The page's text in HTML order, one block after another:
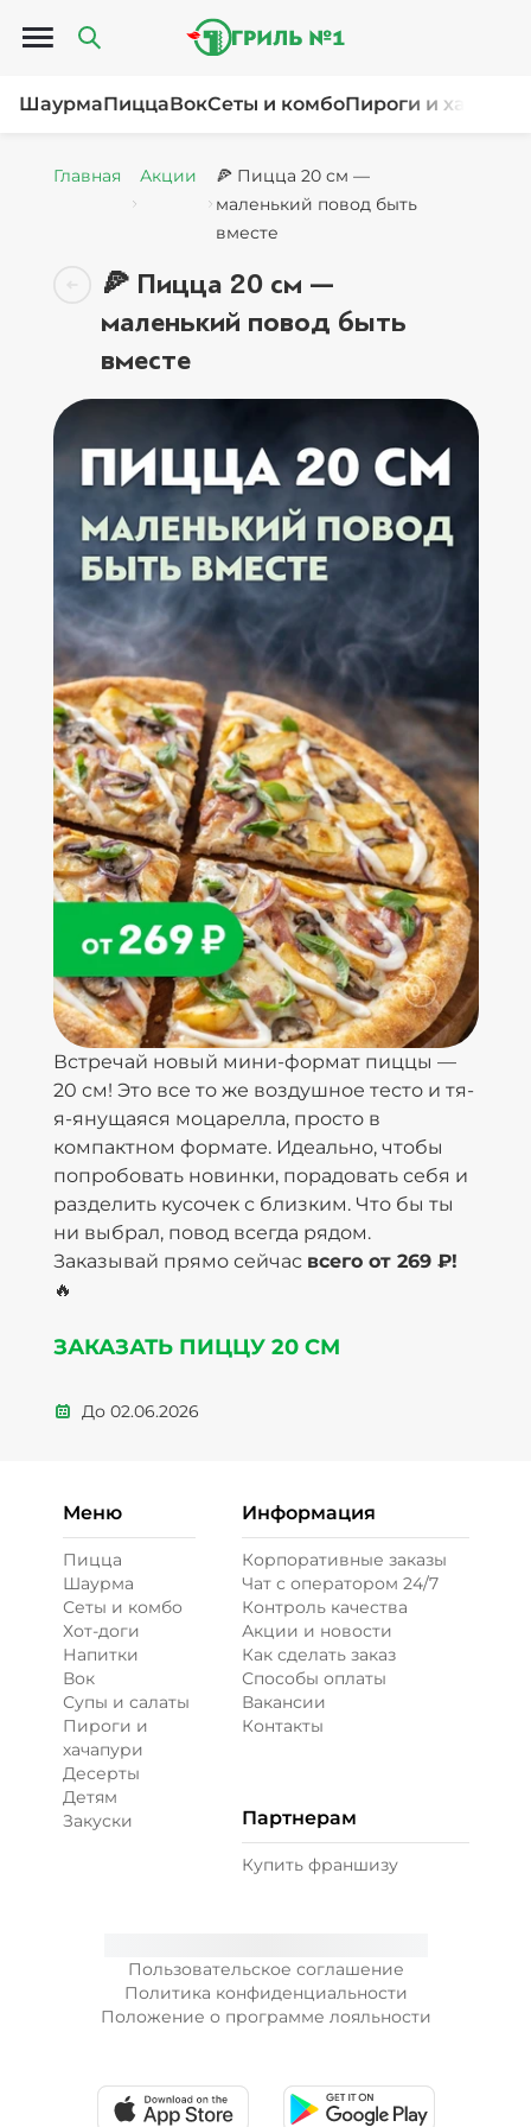
Открыть меню
ШаурмаПиццаВокСеты и комбоПироги и
Главная Акции
🍕 Пицца 20 см —
маленький повод быть
вместе
🍕 Пицца 20 см —
маленький повод быть
вместе
Встречай новый мини-формат пиццы —
20 см! Это все то же воздушное тесто и тя-
я-янущаяся моцарелла, просто в
компактном формате. Идеально, чтобы
попробовать новинки, порадовать себя и
разделить кусочек с близким. Что бы ты
ни выбрал, повод всегда рядом.
Заказывай прямо сейчас всего от 269 ₽!
🔥
ЗАКАЗАТЬ ПИЦЦУ 20 СМ
До 02.06.2026
Пользовательское соглашение
Политика конфиденциальности
Положение о программе лояльности
Меню
Пицца
Шаурма
Сеты и комбо
Хот-доги
Напитки
Вок
Супы и салаты
Пироги и
хачапури
Десерты
Детям
Закуски
Информация
Корпоративные заказы
Чат с оператором 24/7
Контроль качества
Акции и новости
Как сделать заказ
Способы оплаты
Вакансии
Контакты
Партнерам
Купить франшизу